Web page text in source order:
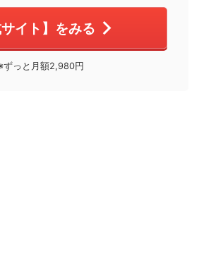
サイト】をみる
ずっと月額2,980円